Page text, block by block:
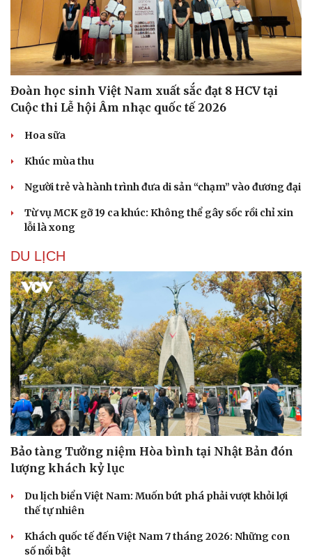
Đoàn học sinh Việt Nam xuất sắc đạt 8 HCV tại
Cuộc thi Lễ hội Âm nhạc quốc tế 2026
Hoa sữa
Khúc mùa thu
Người trẻ và hành trình đưa di sản “chạm” vào đương đại
Từ vụ MCK gỡ 19 ca khúc: Không thể gây sốc rồi chỉ xin
lỗi là xong
DU LỊCH
Bảo tàng Tưởng niệm Hòa bình tại Nhật Bản đón
lượng khách kỷ lục
Du lịch biển Việt Nam: Muốn bứt phá phải vượt khỏi lợi
thế tự nhiên
Khách quốc tế đến Việt Nam 7 tháng 2026: Những con
số nổi bật